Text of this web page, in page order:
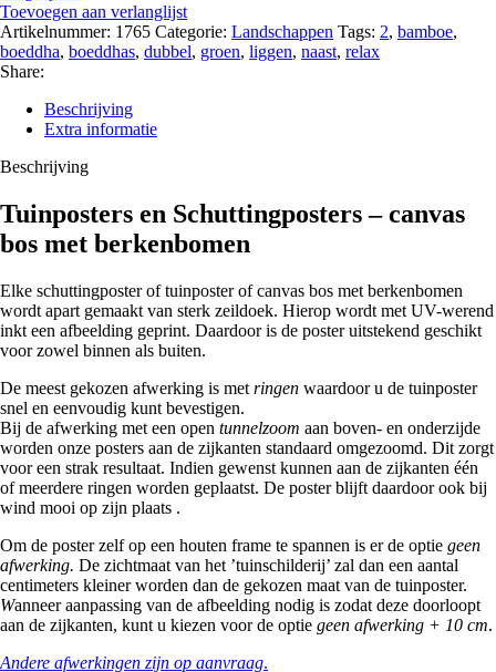
Toevoegen aan verlanglijst
Artikelnummer: 1765 Categorie: Landschappen Tags: 2, bamboe,
boeddha, boeddhas, dubbel, groen, liggen, naast, relax
Share:
Beschrijving
Extra informatie
Beschrijving
Tuinposters en Schuttingposters – canvas
bos met berkenbomen
Elke schuttingposter of tuinposter of canvas bos met berkenbomen
wordt apart gemaakt van sterk zeildoek. Hierop wordt met UV-werend
inkt een afbeelding geprint. Daardoor is de poster uitstekend geschikt
voor zowel binnen als buiten.
De meest gekozen afwerking is met ringen waardoor u de tuinposter
snel en eenvoudig kunt bevestigen.
Bij de afwerking met een open tunnelzoom aan boven- en onderzijde
worden onze posters aan de zijkanten standaard omgezoomd. Dit zorgt
voor een strak resultaat. Indien gewenst kunnen aan de zijkanten één
of meerdere ringen worden geplaatst. De poster blijft daardoor ook bij
wind mooi op zijn plaats .
Om de poster zelf op een houten frame te spannen is er de optie geen
afwerking. De zichtmaat van het ’tuinschilderij’ zal dan een aantal
centimeters kleiner worden dan de gekozen maat van de tuinposter.
Wanneer aanpassing van de afbeelding nodig is zodat deze doorloopt
aan de zijkanten, kunt u kiezen voor de optie geen afwerking + 10 cm.
Andere afwerkingen zijn op aanvraag.